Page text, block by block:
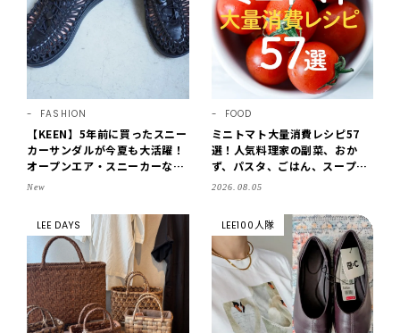
FASHION
【KEEN】5年前に買ったスニー
カーサンダルが今夏も大活躍！
オープンエア・スニーカーなら
涼しくて歩きやすい【LEE編集
て！」#71】
New
FOOD
ミニトマト大量消費レシピ57
選！人気料理家の副菜、おか
ず、パスタ、ごはん、スープま
で【保存版】
2026.08.05
LEE DAYS LEE100人隊